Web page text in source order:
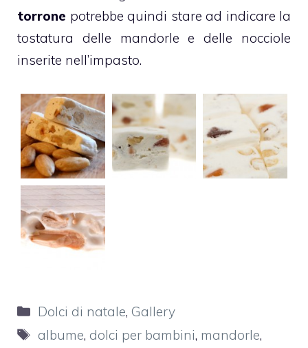
torrone potrebbe quindi stare ad indicare la
tostatura delle mandorle e delle nocciole
inserite nell’impasto.
Categorie
Dolci di natale, Gallery
Tag
albume, dolci per bambini, mandorle,